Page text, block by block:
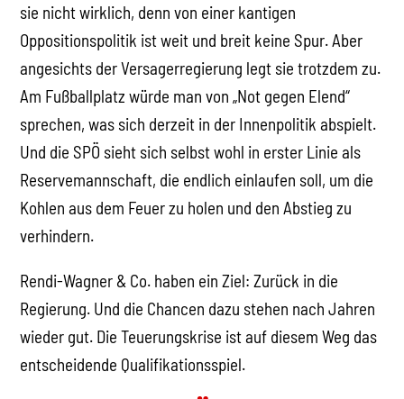
sie nicht wirklich, denn von einer kantigen
Oppositionspolitik ist weit und breit keine Spur. Aber
angesichts der Versagerregierung legt sie trotzdem zu.
Am Fußballplatz würde man von „Not gegen Elend“
sprechen, was sich derzeit in der Innenpolitik abspielt.
Und die SPÖ sieht sich selbst wohl in erster Linie als
Reservemannschaft, die endlich einlaufen soll, um die
Kohlen aus dem Feuer zu holen und den Abstieg zu
verhindern.
Rendi-Wagner & Co. haben ein Ziel: Zurück in die
Regierung. Und die Chancen dazu stehen nach Jahren
wieder gut. Die Teuerungskrise ist auf diesem Weg das
entscheidende Qualifikationsspiel.